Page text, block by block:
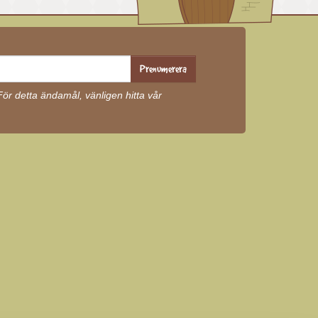
Prenumerera
detta ändamål, vänligen hitta vår